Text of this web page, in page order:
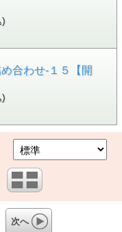
)
合わせ-１５【開
)
次へ